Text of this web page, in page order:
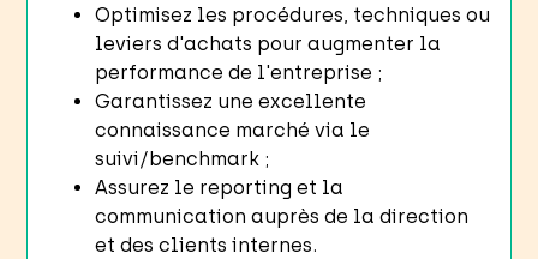
Optimisez les procédures, techniques ou
leviers d'achats pour augmenter la
performance de l'entreprise ;
Garantissez une excellente
connaissance marché via le
suivi/benchmark ;
Assurez le reporting et la
communication auprès de la direction
et des clients internes.